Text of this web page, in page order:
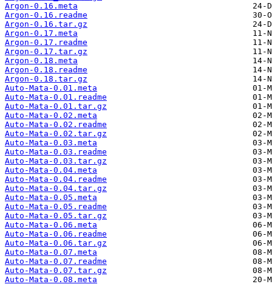
Argon-0.16.meta
Argon-0.16.readme
Argon-0.16.tar.gz
Argon-0.17.meta
Argon-0.17.readme
Argon-0.17.tar.gz
Argon-0.18.meta
Argon-0.18.readme
Argon-0.18.tar.gz
Auto-Mata-0.01.meta
Auto-Mata-0.01.readme
Auto-Mata-0.01.tar.gz
Auto-Mata-0.02.meta
Auto-Mata-0.02.readme
Auto-Mata-0.02.tar.gz
Auto-Mata-0.03.meta
Auto-Mata-0.03.readme
Auto-Mata-0.03.tar.gz
Auto-Mata-0.04.meta
Auto-Mata-0.04.readme
Auto-Mata-0.04.tar.gz
Auto-Mata-0.05.meta
Auto-Mata-0.05.readme
Auto-Mata-0.05.tar.gz
Auto-Mata-0.06.meta
Auto-Mata-0.06.readme
Auto-Mata-0.06.tar.gz
Auto-Mata-0.07.meta
Auto-Mata-0.07.readme
Auto-Mata-0.07.tar.gz
Auto-Mata-0.08.meta